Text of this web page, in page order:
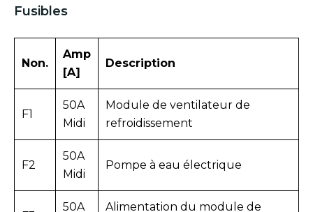
Fusibles
Non.
Amp
[A]
Description
F1
50A
Midi
Module de ventilateur de
refroidissement
F2
50A
Midi
Pompe à eau électrique
50A Alimentation du module de